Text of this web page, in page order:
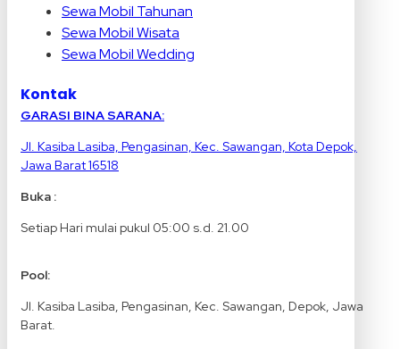
Sewa Mobil Tahunan
Sewa Mobil Wisata
Sewa Mobil Wedding
Kontak
GARASI BINA SARANA:
Jl. Kasiba Lasiba, Pengasinan, Kec. Sawangan, Kota Depok,
Jawa Barat 16518
Buka :
Setiap Hari mulai pukul 05:00 s.d. 21.00
Pool:
Jl. Kasiba Lasiba, Pengasinan, Kec. Sawangan, Depok, Jawa
Barat.